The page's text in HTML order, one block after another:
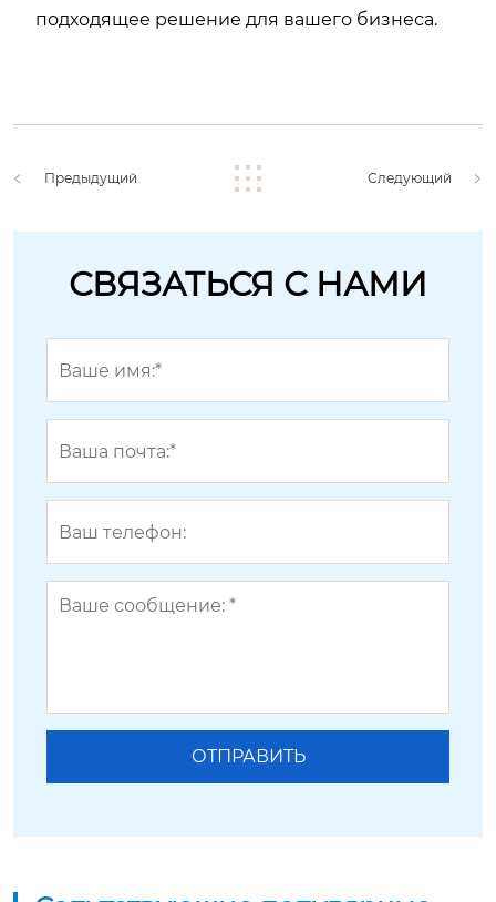
подходящее решение для вашего бизнеса.
Предыдущий Следующий
СВЯЗАТЬСЯ С НАМИ